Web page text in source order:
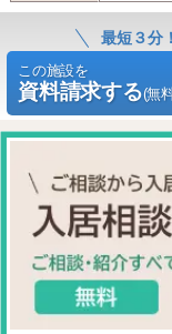
最短３分
この施設を
資料請求する(無